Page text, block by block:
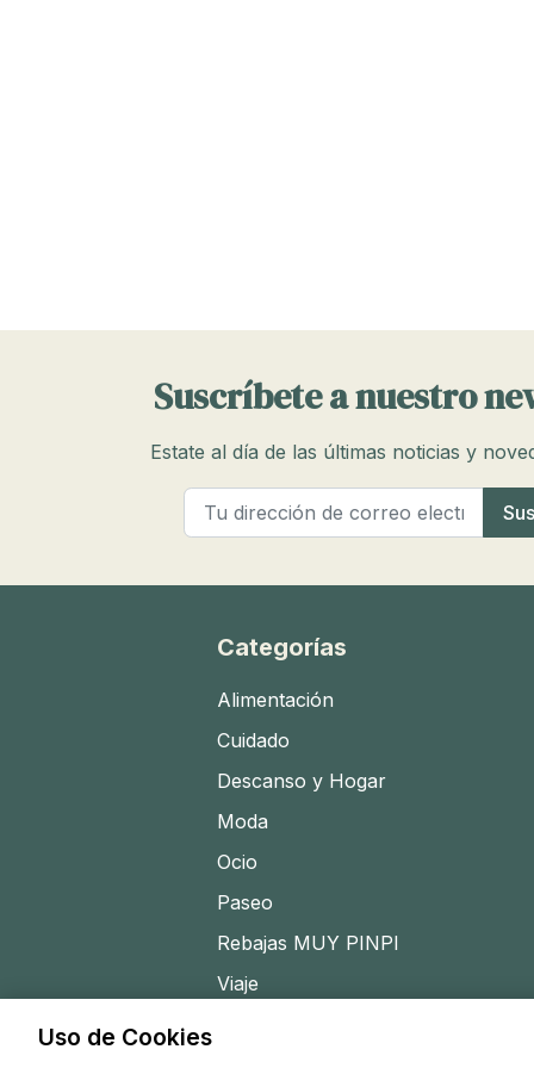
Suscríbete a nuestro
Estate al día de las últimas noticias y
Categorías
Alimentación
Cuidado
Descanso y Hogar
Moda
Ocio
Paseo
Rebajas MUY PINPI
Viaje
Uso de Cookies